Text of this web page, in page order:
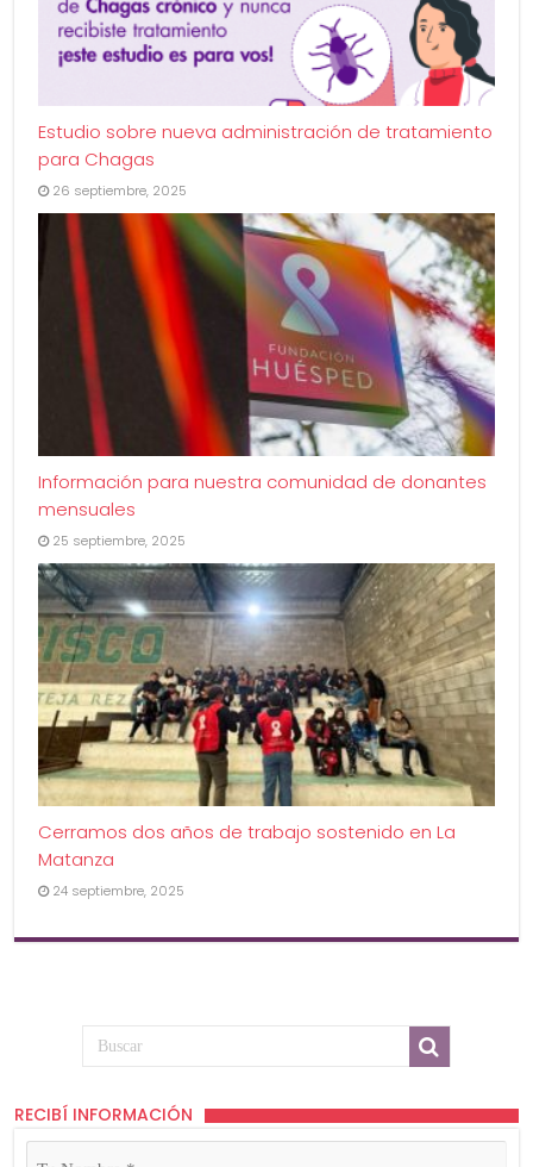
Estudio sobre nueva administración de tratamiento
para Chagas
26 septiembre, 2025
Información para nuestra comunidad de donantes
mensuales
25 septiembre, 2025
Cerramos dos años de trabajo sostenido en La
Matanza
24 septiembre, 2025
RECIBÍ INFORMACIÓN